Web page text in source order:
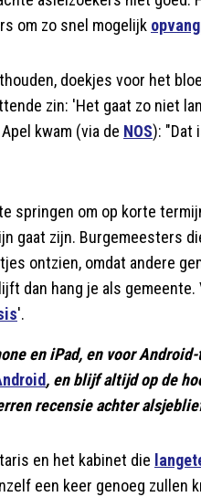
om zo snel mogelijk
doekjes voor het
zin: 'Het gaat zo niet
kwam (via de NOS): "Dat
springen om op korte
gaat zijn. Burgemeesters
ontzien, omdat andere
dan hang je als
'.
en iPad, en voor
, en blijf altijd op de
recensie achter
en het kabinet die
een keer genoeg zullen